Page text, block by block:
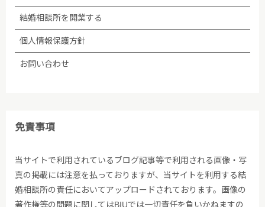
結婚相談所を開業する
個人情報保護方針
お問い合わせ
免責事項
当サイトで利用されているブログ記事等で利用される画像・写
真の掲載には注意を払っておりますが、当サイトを利用する結
婚相談所の責任においてアップロードされております。画像の
著作権等の問題に関してはBIUでは一切責任を負いかねますの